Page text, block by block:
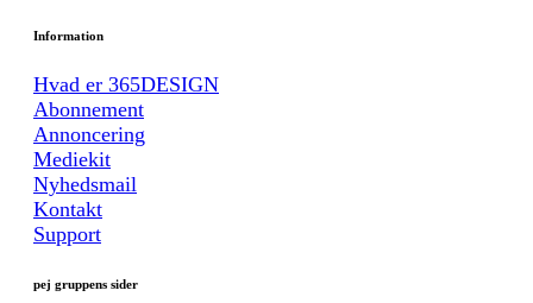
Information
Hvad er 365DESIGN
Abonnement
Annoncering
Mediekit
Nyhedsmail
Kontakt
Support
pej gruppens sider